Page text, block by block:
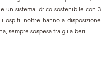
un sistema idrico sostenibile con 3
ospiti inoltre hanno a disposizione
sempre sospesa tra gli alberi.